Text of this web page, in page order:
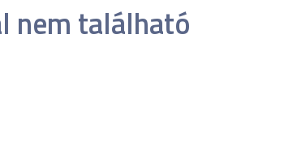
nem található